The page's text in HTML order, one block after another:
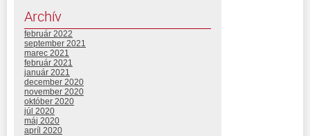
Archív
február 2022
september 2021
marec 2021
február 2021
január 2021
december 2020
november 2020
október 2020
júl 2020
máj 2020
apríl 2020